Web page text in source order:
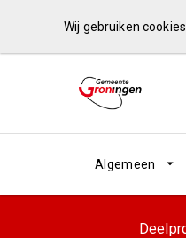
Algemeen
Wij gebruiken